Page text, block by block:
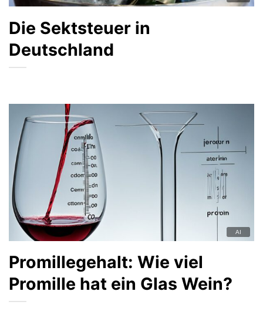
Die Sektsteuer in
Deutschland
Promillegehalt: Wie viel
Promille hat ein Glas Wein?